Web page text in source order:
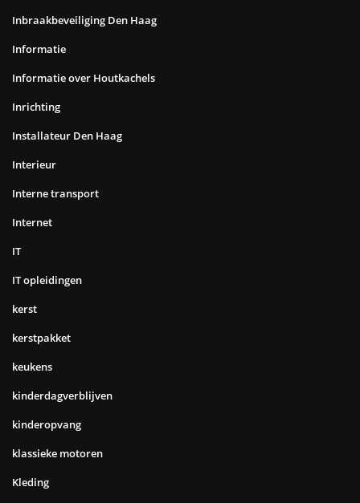
Inbraakbeveiliging Den Haag
Informatie
Informatie over Houtkachels
Inrichting
Installateur Den Haag
Interieur
Interne transport
Internet
IT
IT opleidingen
kerst
kerstpakket
keukens
kinderdagverblijven
kinderopvang
klassieke motoren
Kleding